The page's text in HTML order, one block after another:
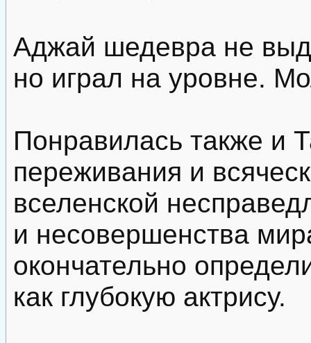
Аджай шедевра не
но играл на уровне.
Понравилась также и
переживания и
вселенской
и несовершенства
окончательно
как глубокую актрису.